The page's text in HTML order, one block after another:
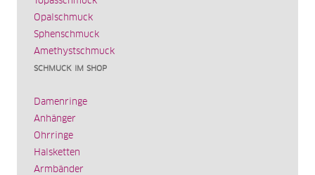
Opalschmuck
Sphenschmuck
Amethystschmuck
SCHMUCK IM SHOP
Damenringe
Anhänger
Ohrringe
Halsketten
Armbänder